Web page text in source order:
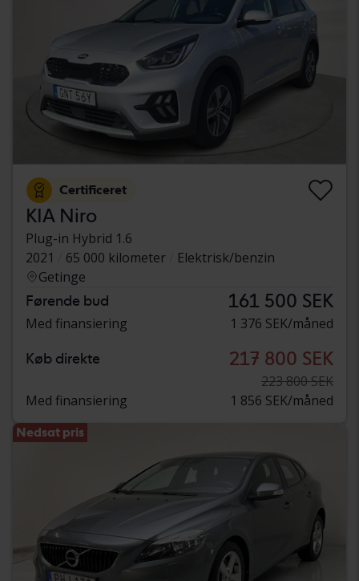
Certificeret
KIA Niro
Plug-in Hybrid 1.6
2021
65 000 kilometer
Elektrisk/benzin
Getinge
Førende bud 161 500 SEK
Med finansiering 1 376 SEK/måned
Køb direkte 217 800 SEK
223 800 SEK
Med finansiering
1 856 SEK/måned
Nedsat pris